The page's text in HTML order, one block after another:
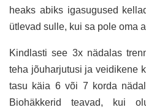
heaks abiks igasugused
ütlevad sulle, kui sa pole oma
Kindlasti see 3x nädalas
teha jõuharjutusi ja veidikene
tasu käia 6 või 7 korda
Biohäkkerid teavad, kui